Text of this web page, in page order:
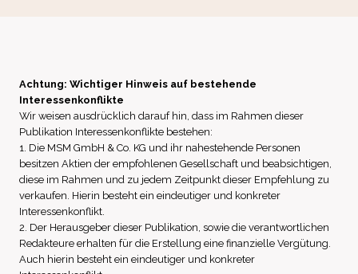
Achtung: Wichtiger Hinweis auf bestehende
Interessenkonflikte
Wir weisen ausdrücklich darauf hin, dass im Rahmen dieser
Publikation Interessenkonflikte bestehen:
1. Die MSM GmbH & Co. KG und ihr nahestehende Personen
besitzen Aktien der empfohlenen Gesellschaft und beabsichtigen,
diese im Rahmen und zu jedem Zeitpunkt dieser Empfehlung zu
verkaufen. Hierin besteht ein eindeutiger und konkreter
Interessenkonflikt.
2. Der Herausgeber dieser Publikation, sowie die verantwortlichen
Redakteure erhalten für die Erstellung eine finanzielle Vergütung.
Auch hierin besteht ein eindeutiger und konkreter